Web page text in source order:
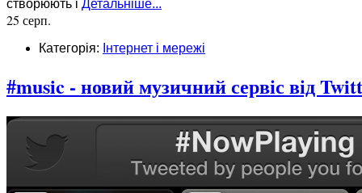
створюють і Детальніше...
25 серп.
Категорія: Інтернет і мережі
#music - новий музичний сервіс від